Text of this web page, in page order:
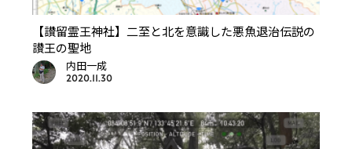
【讃留霊王神社】二至と北を意識した悪魚退治伝説の
讃王の聖地
内田一成
2020.11.30